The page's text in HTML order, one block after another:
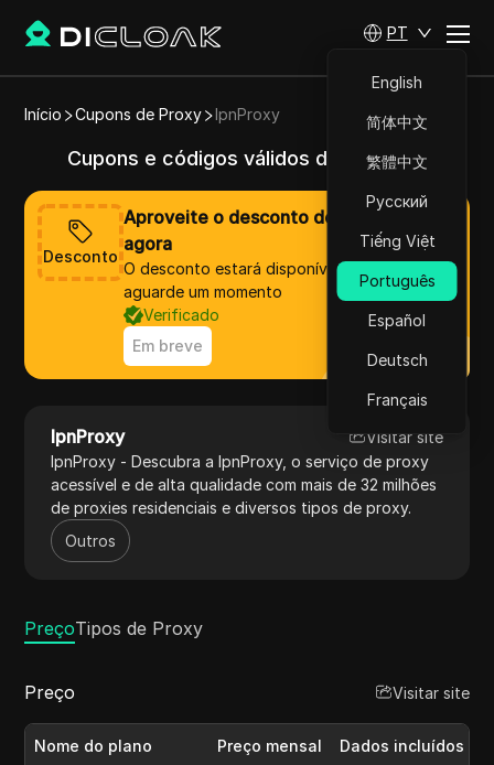
PT
English
简体中文
繁體中文
Русский
Tiếng Việt
Português
Español
Deutsch
Français
Início Cupons de Proxy IpnProxy
Cupons e códigos válidos de IpnProxy
Desconto
Aproveite o desconto de IpnProxy
agora
O desconto estará disponível em breve,
aguarde um momento
Verificado
Em breve
IpnProxy
Visitar site
IpnProxy - Descubra a IpnProxy, o serviço de proxy
acessível e de alta qualidade com mais de 32 milhões
de proxies residenciais e diversos tipos de proxy.
Outros
PreçoTipos de Proxy
Preço Visitar site
Nome do plano Preço mensal Dados incluídos